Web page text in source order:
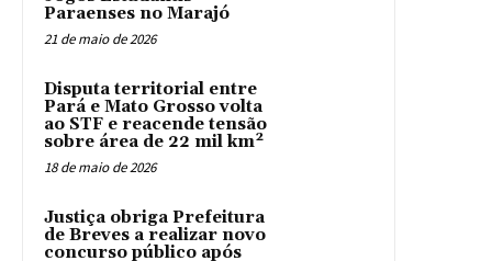
Paraenses no Marajó
21 de maio de 2026
Disputa territorial entre
Pará e Mato Grosso volta
ao STF e reacende tensão
sobre área de 22 mil km²
18 de maio de 2026
Justiça obriga Prefeitura
de Breves a realizar novo
concurso público após